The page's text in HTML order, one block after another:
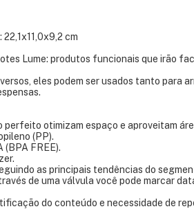
22,1x11,0x9,2 cm
Lume: produtos funcionais que irão
eles podem ser usados tanto para
perfeito otimizam espaço e aproveitam
(PP).
FREE).
as principais tendências do
de uma válvula você pode marcar
do conteúdo e necessidade de